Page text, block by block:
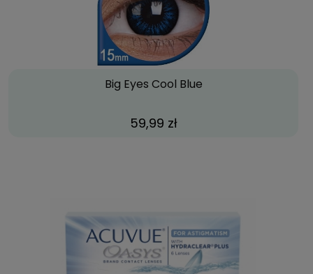
Big Eyes Cool Blue
59,99 zł